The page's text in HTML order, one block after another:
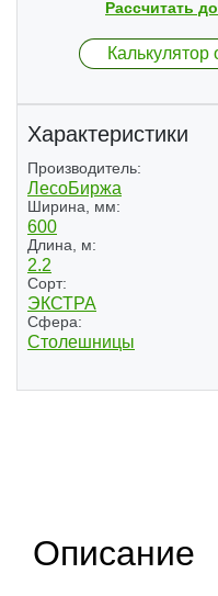
Рассчитать
Калькулятор
Характеристики
Производитель:
ЛесоБиржа
Ширина, мм:
600
Длина, м:
2.2
Сорт:
ЭКСТРА
Сфера:
Столешницы
Описание